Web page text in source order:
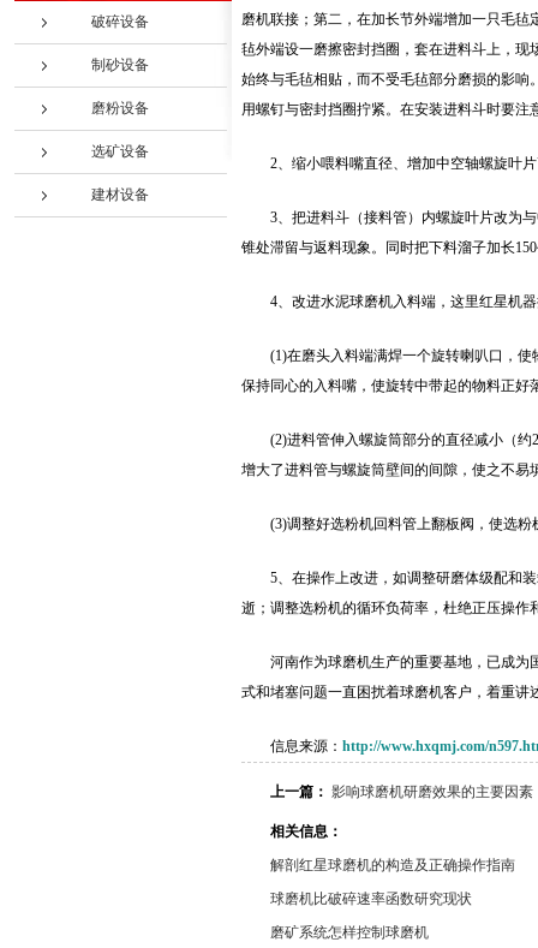
破碎设备
制砂设备
磨粉设备
选矿设备
建材设备
磨机联接；第二，在加长节外端增加一只毛
毡外端设一磨擦密封挡圈，套在进料斗上，
始终与毛毡相贴，而不受毛毡部分磨损的影响
用螺钉与密封挡圈拧紧。在安装进料斗时要注
2、缩小喂料嘴直径、增加中空轴螺旋叶
3、把进料斗（接料管）内螺旋叶片改为
锥处滞留与返料现象。同时把下料溜子加长
4、改进水泥球磨机入料端，这里红星机
(1)在磨头入料端满焊一个旋转喇叭口，
保持同心的入料嘴，使旋转中带起的物料正好
(2)进料管伸入螺旋筒部分的直径减小（约
增大了进料管与螺旋筒壁间的间隙，使之不
(3)调整好选粉机回料管上翻板阀，使选
5、在操作上改进，如调整研磨体级配和
逝；调整选粉机的循环负荷率，杜绝正压操作
河南作为球磨机生产的重要基地，已成为
式和堵塞问题一直困扰着球磨机客户，着重讲
信息来源： http://www.hxqmj.com/
上一篇： 影响球磨机研磨效果的主要因素
相关信息：
解剖红星球磨机的构造及正确操作指南
球磨机比破碎速率函数研究现状
磨矿系统怎样控制球磨机